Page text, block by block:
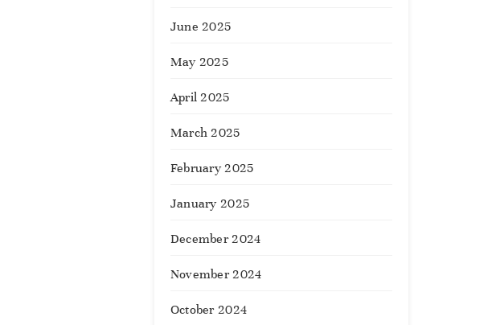
June 2025
May 2025
April 2025
March 2025
February 2025
January 2025
December 2024
November 2024
October 2024